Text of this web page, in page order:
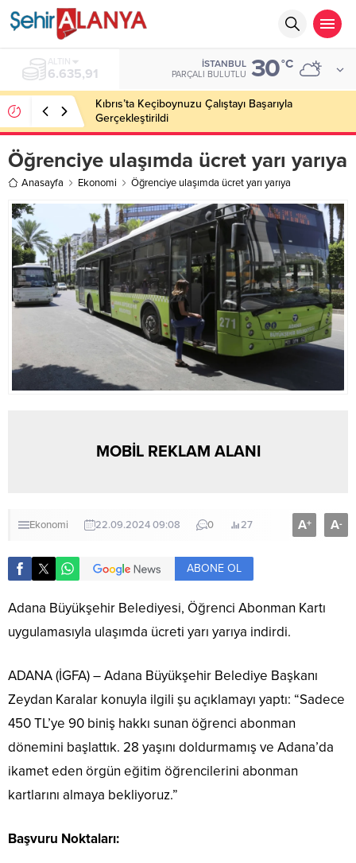
BIST
13.779,39
İSTANBUL
PARÇALI BULUTLU 30°C
Kıbrıs’ta Keçiboynuzu Çalıştayı Başarıyla
Gerçekleştirildi
Öğrenciye ulaşımda ücret yarı yarıya
Anasayfa Ekonomi Öğrenciye ulaşımda ücret yarı yarıya
MOBİL REKLAM ALANI
Ekonomi 22.09.2024 09:08 0 27 A+ A-
ABONE OL
Adana Büyükşehir Belediyesi, Öğrenci Abonman Kartı
uygulamasıyla ulaşımda ücreti yarı yarıya indirdi.
ADANA (İGFA) – Adana Büyükşehir Belediye Başkanı
Zeydan Karalar konuyla ilgili şu açıklamayı yaptı: “Sadece
450 TL’ye 90 biniş hakkı sunan öğrenci abonman
dönemini başlattık. 28 yaşını doldurmamış ve Adana’da
ikamet eden örgün eğitim öğrencilerini abonman
kartlarını almaya bekliyoruz.”
Başvuru Noktaları: